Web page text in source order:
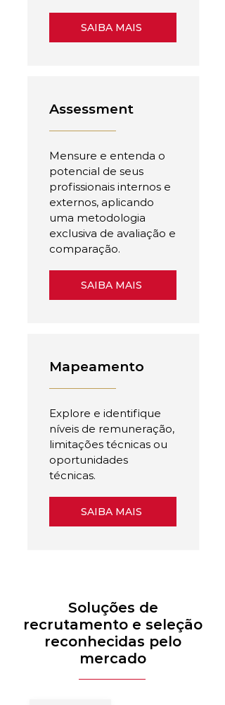
SAIBA MAIS
Assessment
Mensure e entenda o
potencial de seus
profissionais internos e
externos, aplicando
uma metodologia
exclusiva de avaliação e
comparação.
SAIBA MAIS
Mapeamento
Explore e identifique
níveis de remuneração,
limitações técnicas ou
oportunidades
técnicas.
SAIBA MAIS
Soluções de
recrutamento e seleção
reconhecidas pelo
mercado